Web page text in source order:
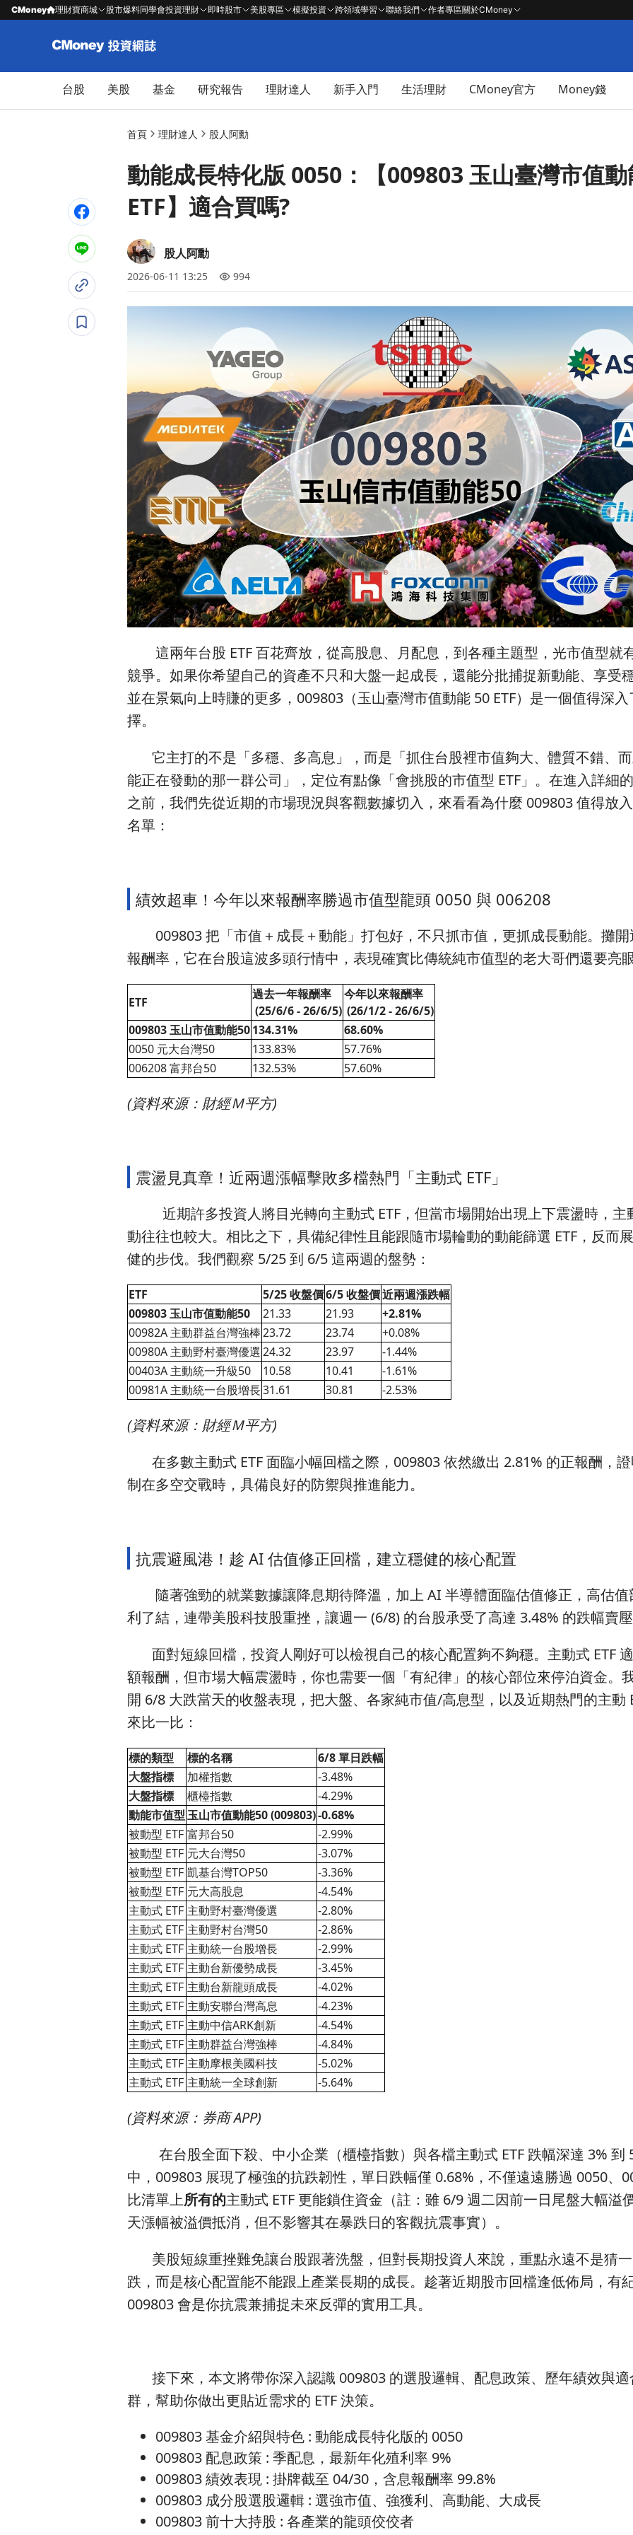
CMoney 理財寶商城 股市爆料同學會投資理財 即時股市 美股專區 模擬投資 跨領域學習 聯絡我們 作者專區關於CMoney
台股 美股 基金 研究報告 理財達人 新手入門 生活理財 CMoney官方 Money錢
首頁 理財達人 股人阿勳
動能成長特化版 0050：【009803 玉山臺灣市值
ETF】適合買嗎?
股人阿勳
2026-06-11 13:25 994
這兩年台股 ETF 百花齊放，從高股息、月配息，到各種主題型，光市值型就
競爭。如果你希望自己的資產不只和大盤一起成長，還能分批捕捉新動能、享受穩
並在景氣向上時賺的更多，009803（玉山臺灣市值動能 50 ETF）是一個值得深入
擇。
它主打的不是「多穩、多高息」，而是「抓住台股裡市值夠大、體質不錯、
能正在發動的那一群公司」，定位有點像「會挑股的市值型 ETF」。在進入詳細
之前，我們先從近期的市場現況與客觀數據切入，來看看為什麼 009803 值得放
名單：
績效超車！今年以來報酬率勝過市值型龍頭 0050 與 006208
009803 把「市值＋成長＋動能」打包好，不只抓市值，更抓成長動能。攤開
報酬率，它在台股這波多頭行情中，表現確實比傳統純市值型的老大哥們還要亮
ETF
過去一年報酬率
(25/6/6 - 26/6/5)
今年以來報酬率
(26/1/2 - 26/6/5)
009803 玉山市值動能50134.31%
68.60%
0050 元大台灣50
133.83%
57.76%
006208 富邦台50
132.53% 57.60%
(資料來源：財經Ｍ平方)
震盪見真章！近兩週漲幅擊敗多檔熱門「主動式 ETF」
近期許多投資人將目光轉向主動式 ETF，但當市場開始出現上下震盪時，主
動往往也較大。相比之下，具備紀律性且能跟隨市場輪動的動能篩選 ETF，反而
健的步伐。我們觀察 5/25 到 6/5 這兩週的盤勢：
ETF 5/25 收盤價6/5 收盤價近兩週漲跌幅
009803 玉山市值動能50
21.33 21.93
+2.81%
00982A 主動群益台灣強棒23.72 23.74
+0.08%
00980A 主動野村臺灣優選24.32 23.97
-1.44%
00403A 主動統一升級50
10.58 10.41
-1.61%
00981A 主動統一台股增長31.61 30.81 -2.53%
(資料來源：財經Ｍ平方)
在多數主動式 ETF 面臨小幅回檔之際，009803 依然繳出 2.81% 的正報酬，
制在多空交戰時，具備良好的防禦與推進能力。
抗震避風港！趁 AI 估值修正回檔，建立穩健的核心配置
隨著強勁的就業數據讓降息期待降溫，加上 AI 半導體面臨估值修正，高估值
利了結，連帶美股科技股重挫，讓週一 (6/8) 的台股承受了高達 3.48% 的跌幅賣壓
面對短線回檔，投資人剛好可以檢視自己的核心配置夠不夠穩。主動式 ETF
額報酬，但市場大幅震盪時，你也需要一個「有紀律」的核心部位來停泊資金。
開 6/8 大跌當天的收盤表現，把大盤、各家純市值/高息型，以及近期熱門的主動
來比一比：
標的類型 標的名稱
6/8 單日跌幅
大盤指標
加權指數
-3.48%
大盤指標
櫃檯指數
-4.29%
動能市值型玉山市值動能50 (009803)-0.68%
被動型 ETF 富邦台50
-2.99%
被動型 ETF 元大台灣50
-3.07%
被動型 ETF 凱基台灣TOP50
-3.36%
被動型 ETF 元大高股息
-4.54%
主動式 ETF 主動野村臺灣優選
-2.80%
主動式 ETF 主動野村台灣50
-2.86%
主動式 ETF 主動統一台股增長
-2.99%
主動式 ETF 主動台新優勢成長
-3.45%
主動式 ETF 主動台新龍頭成長
-4.02%
主動式 ETF 主動安聯台灣高息
-4.23%
主動式 ETF 主動中信ARK創新
-4.54%
主動式 ETF 主動群益台灣強棒
-4.84%
主動式 ETF 主動摩根美國科技
-5.02%
主動式 ETF 主動統一全球創新 -5.64%
(資料來源：券商 APP)
在台股全面下殺、中小企業（櫃檯指數）與各檔主動式 ETF 跌幅深達 3% 到
中，009803 展現了極強的抗跌韌性，單日跌幅僅 0.68%，不僅遠遠勝過 0050、
比清單上所有的主動式 ETF 更能鎖住資金（註：雖 6/9 週二因前一日尾盤大幅溢
天漲幅被溢價抵消，但不影響其在暴跌日的客觀抗震事實）。
美股短線重挫難免讓台股跟著洗盤，但對長期投資人來說，重點永遠不是猜
跌，而是核心配置能不能跟上產業長期的成長。趁著近期股市回檔逢低佈局，有
009803 會是你抗震兼捕捉未來反彈的實用工具。
接下來，本文將帶你深入認識 009803 的選股邏輯、配息政策、歷年績效與適
群，幫助你做出更貼近需求的 ETF 決策。
009803 基金介紹與特色 : 動能成長特化版的 0050
009803 配息政策 : 季配息，最新年化殖利率 9%
009803 績效表現 : 掛牌截至 04/30，含息報酬率 99.8%
009803 成分股選股邏輯 : 選強市值、強獲利、高動能、大成長
009803 前十大持股 : 各產業的龍頭佼佼者